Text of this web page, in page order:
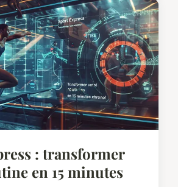
: transformer
en 15 minutes